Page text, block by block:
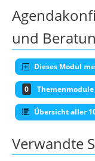
und
Dieses Modul
0
Übersicht aller
Verwandte